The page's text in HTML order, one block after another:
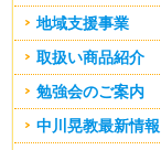
地域支援事業
取扱い商品紹介
勉強会のご案内
中川晃教最新情報